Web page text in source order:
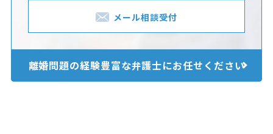
メール相談受付
離婚問題の経験豊富な弁護士にお任せください